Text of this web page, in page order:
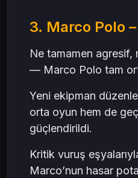
3. Marco Polo
Ne tamamen agresif,
— Marco Polo tam
Yeni ekipman
orta oyun hem de
güçlendirildi.
Kritik vuruş
Marco’nun hasar